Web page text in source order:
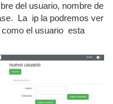
del usuario, nombre de
La ip la podremos ver
el usuario esta